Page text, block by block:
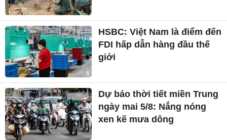
HSBC: Việt Nam là điểm đến
FDI hấp dẫn hàng đầu thế
giới
Dự báo thời tiết miền Trung
ngày mai 5/8: Nắng nóng
xen kẽ mưa dông